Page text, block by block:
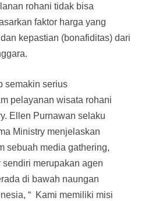
rohani tidak bisa
faktor harga yang
kepastian (bonafiditas) dari
semakin serius
pelayanan wisata rohani
Ellen Purnawan selaku
Ministry menjelaskan
sebuah media gathering,
merupakan agen
di bawah naungan
“ Kami memiliki misi